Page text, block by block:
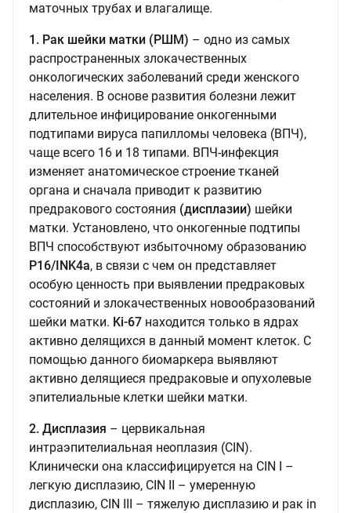
маточных трубах и влагалище.
1. Рак шейки матки (РШМ) – одно из самых
распространенных злокачественных
онкологических заболеваний среди женского
населения. В основе развития болезни лежит
длительное инфицирование онкогенными
подтипами вируса папилломы человека (ВПЧ),
чаще всего 16 и 18 типами. ВПЧ-инфекция
изменяет анатомическое строение тканей
органа и сначала приводит к развитию
предракового состояния (дисплазии) шейки
матки. Установлено, что онкогенные подтипы
ВПЧ способствуют избыточному образованию
P16/INK4a, в связи с чем он представляет
особую ценность при выявлении предраковых
состояний и злокачественных новообразований
шейки матки. Ki-67 находится только в ядрах
активно делящихся в данный момент клеток. С
помощью данного биомаркера выявляют
активно делящиеся предраковые и опухолевые
эпителиальные клетки шейки матки.
2. Дисплазия – цервикальная
интраэпителиальная неоплазия (CIN).
Клинически она классифицируется на CIN I –
легкую дисплазию, CIN II – умеренную
дисплазию, CIN III – тяжелую дисплазию и рак in